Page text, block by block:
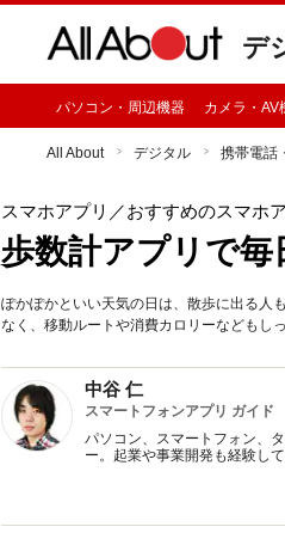
デ
パソコン・周辺機器 カメラ・AV
All About デジタル 携帯電話
スマホアプリ ／おすすめのスマホ
歩数計アプリで毎
ぽかぽかといい天気の日は、散歩に出る人
なく、移動ルートや消費カロリーなどもし
中谷 仁
スマートフォンアプリ ガイド
パソコン、スマートフォン、
ー。起業や事業開発も経験し